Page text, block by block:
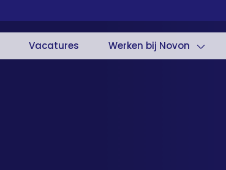
Vacatures Werken bij Novon